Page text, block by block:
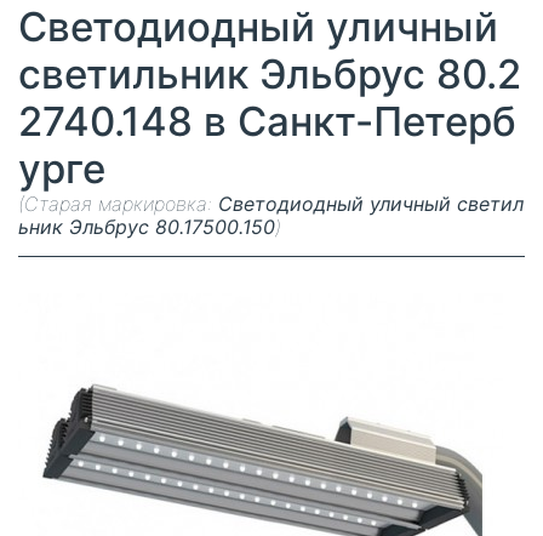
Светодиодный уличный
светильник Эльбрус 80.2
2740.148 в Санкт-Петерб
урге
(Старая маркировка: Светодиодный уличный светил
ьник Эльбрус 80.17500.150)